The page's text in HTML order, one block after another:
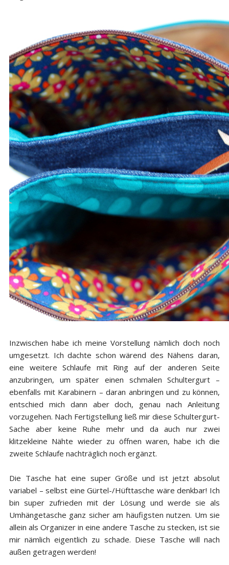
Inzwischen habe ich meine Vorstellung nämlich doch noch
umgesetzt. Ich dachte schon wärend des Nähens daran,
eine weitere Schlaufe mit Ring auf der anderen Seite
anzubringen, um später einen schmalen Schultergurt –
ebenfalls mit Karabinern – daran anbringen und zu können,
entschied mich dann aber doch, genau nach Anleitung
vorzugehen. Nach Fertigstellung ließ mir diese Schultergurt-
Sache aber keine Ruhe mehr und da auch nur zwei
klitzekleine Nähte wieder zu öffnen waren, habe ich die
zweite Schlaufe nachträglich noch ergänzt.
Die Tasche hat eine super Größe und ist jetzt absolut
variabel – selbst eine Gürtel-/Hüfttasche wäre denkbar! Ich
bin super zufrieden mit der Lösung und werde sie als
Umhängetasche ganz sicher am häufigsten nutzen. Um sie
allein als Organizer in eine andere Tasche zu stecken, ist sie
mir nämlich eigentlich zu schade. Diese Tasche will nach
außen getragen werden!